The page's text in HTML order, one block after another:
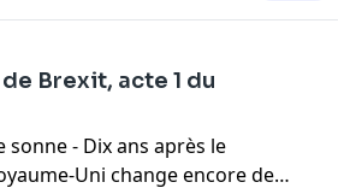
Brexit, acte 1 du
sonne - Dix ans après le
Uni change encore de